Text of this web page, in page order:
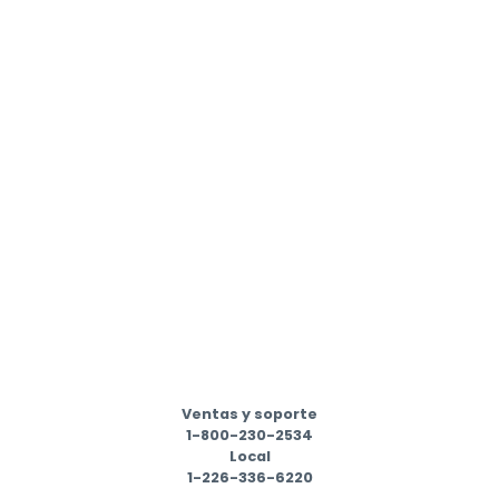
Ventas y soporte
1-800-230-2534
Local
1-226-336-6220